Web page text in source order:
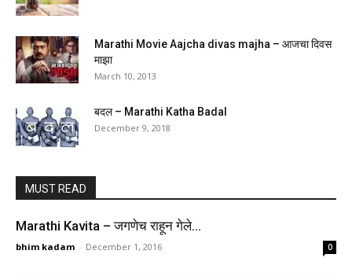
Marathi Movie Aajcha divas majha – आजचा दिवस
माझा
March 10, 2013
बदल – Marathi Katha Badal
December 9, 2018
MUST READ
Marathi Kavita – जगणेच राहून गेले…
bhim kadam - December 1, 2016 0